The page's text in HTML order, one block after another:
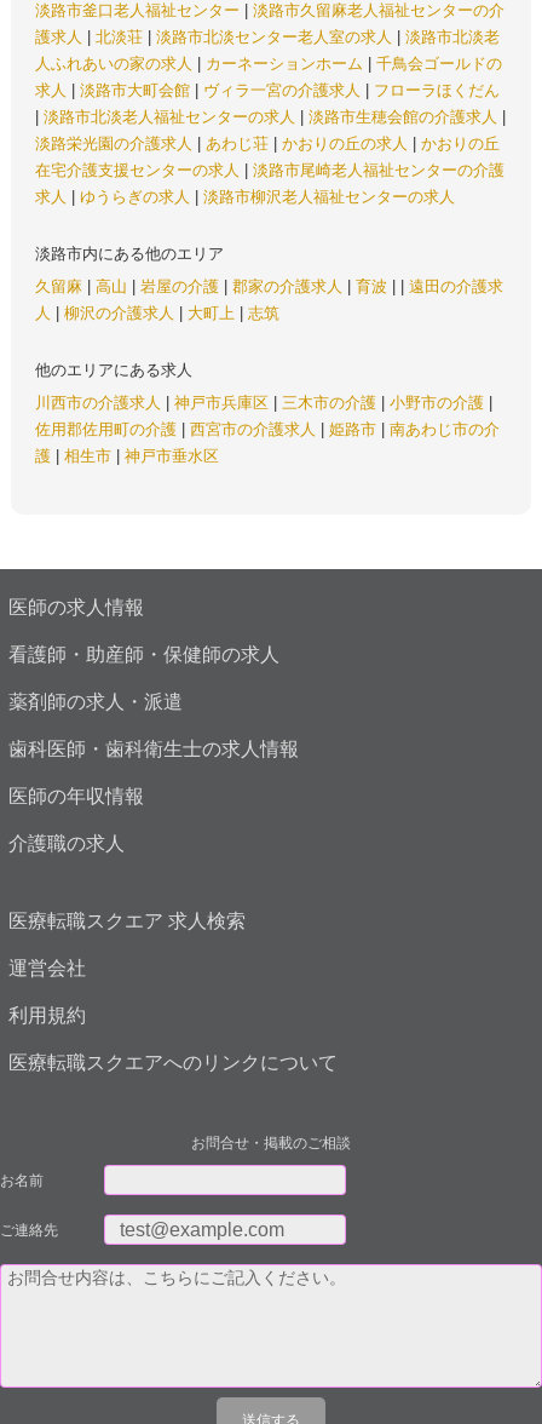
淡路市釜口老人福祉センター
淡路市久留麻老人福祉センターの介
護求人
北淡荘 淡路市北淡センター老人室の求人
淡路市北淡老
人ふれあいの家の求人
カーネーションホーム
千鳥会ゴールドの
求人
淡路市大町会館 ヴィラ一宮の介護求人
フローラほくだん
淡路市北淡老人福祉センターの求人 淡路市生穂会館の介護求人
淡路栄光園の介護求人
あわじ荘 かおりの丘の求人
かおりの丘
在宅介護支援センターの求人
淡路市尾崎老人福祉センターの介護
求人
ゆうらぎの求人 淡路市柳沢老人福祉センターの求人
淡路市内にある他のエリア
久留麻
高山 岩屋の介護 郡家の介護求人 育波
遠田の介護求
人
柳沢の介護求人 大町上 志筑
他のエリアにある求人
川西市の介護求人
神戸市兵庫区 三木市の介護 小野市の介護
佐用郡佐用町の介護
西宮市の介護求人 姫路市
南あわじ市の介
護
相生市 神戸市垂水区
医師の求人情報
看護師・助産師・保健師の求人
薬剤師の求人・派遣
歯科医師・歯科衛生士の求人情報
医師の年収情報
介護職の求人
医療転職スクエア 求人検索
運営会社
利用規約
医療転職スクエアへのリンクについて
お問合せ・掲載のご相談
お名前
ご連絡先